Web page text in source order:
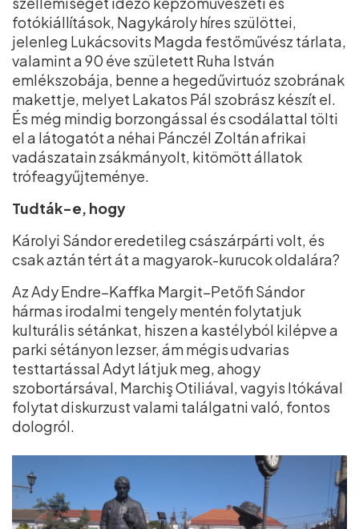
fotókiállítások, Nagykároly híres szülöttei,
jelenleg Lukácsovits Magda festőművész tárlata,
valamint a 90 éve született Ruha István
emlékszobája, benne a hegedűvirtuóz szobrának
makettje, melyet Lakatos Pál szobrász készít el.
És még mindig borzongással és csodálattal tölti
el a látogatót a néhai Pánczél Zoltán afrikai
vadászatain zsákmányolt, kitömött állatok
trófeagyűjteménye.
Tudták-e, hogy
Károlyi Sándor eredetileg császárpárti volt, és
csak aztán tért át a magyarok-kurucok oldalára?
Az Ady Endre–Kaffka Margit–Petőfi Sándor
hármas irodalmi tengely mentén folytatjuk
kulturális sétánkat, hiszen a kastélyból kilépve a
parki sétányon lezser, ám mégis udvarias
testtartással Adyt látjuk meg, ahogy
szobortársával, Marchiş Otiliával, vagyis Itókával
folytat diskurzust valami találgatni való, fontos
dologról.